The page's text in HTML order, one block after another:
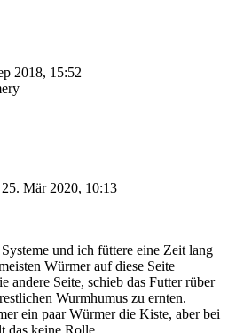
2018, 15:52
Mär 2020, 10:13
und ich füttere eine Zeit lang
Würmer auf diese Seite
andere Seite, schieb das Futter rüber
Wurmhumus zu ernten.
ein paar Würmer die Kiste, aber bei
das keine Rolle.